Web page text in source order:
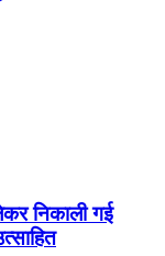
निकाली गई